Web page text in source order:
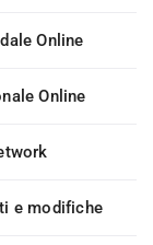
Online
Online
e modifiche